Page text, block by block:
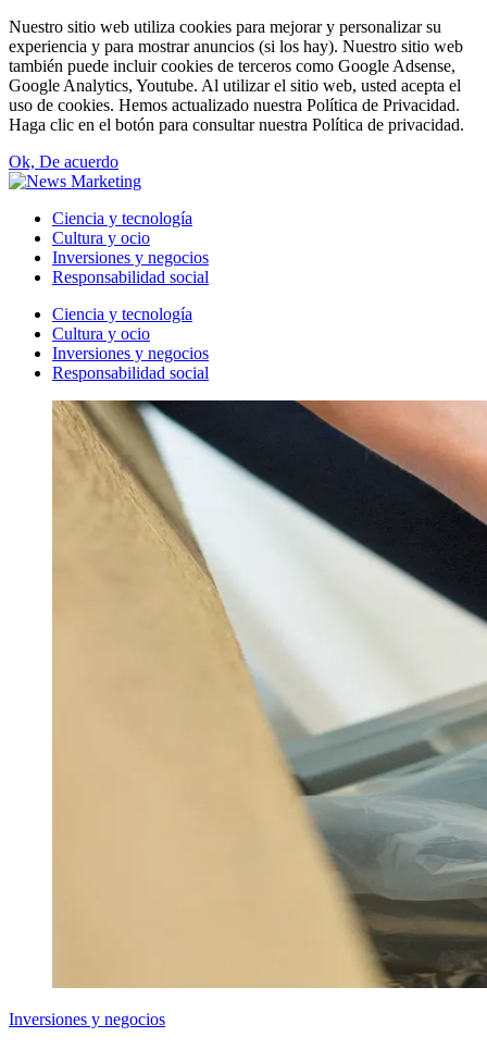
Nuestro sitio web utiliza cookies para mejorar y personalizar su
experiencia y para mostrar anuncios (si los hay). Nuestro sitio web
también puede incluir cookies de terceros como Google Adsense,
Google Analytics, Youtube. Al utilizar el sitio web, usted acepta el
uso de cookies. Hemos actualizado nuestra Política de Privacidad.
Haga clic en el botón para consultar nuestra Política de privacidad.
Ok, De acuerdo
Ciencia y tecnología
Cultura y ocio
Inversiones y negocios
Responsabilidad social
Ciencia y tecnología
Cultura y ocio
Inversiones y negocios
Responsabilidad social
Inversiones y negocios